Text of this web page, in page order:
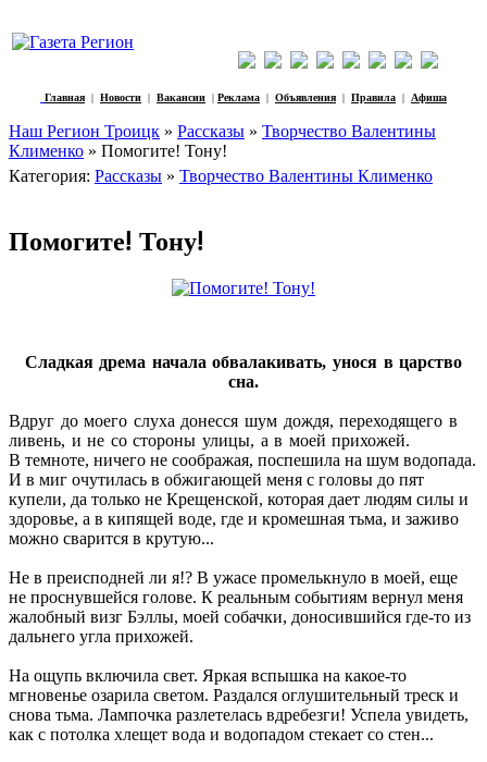
Главная | Новости | Вакансии | Реклама | Объявления | Правила | Афиша
Наш Регион Троицк » Рассказы » Творчество Валентины
Клименко » Помогите! Тону!
Категория: Рассказы » Творчество Валентины Клименко
Помогите! Тону!
Сладкая дрема начала обвалакивать, унося в царство
сна.
Вдруг до моего слуха донесся шум дождя, переходящего в
ливень, и не со стороны улицы, а в моей прихожей.
В темноте, ничего не соображая, поспешила на шум водопада.
И в миг очутилась в обжигающей меня с головы до пят
купели, да только не Крещенской, которая дает людям силы и
здоровье, а в кипящей воде, где и кромешная тьма, и заживо
можно сварится в крутую...
Не в преисподней ли я!? В ужасе промелькнуло в моей, еще
не проснувшейся голове. К реальным событиям вернул меня
жалобный визг Бэллы, моей собачки, доносившийся где-то из
дальнего угла прихожей.
На ощупь включила свет. Яркая вспышка на какое-то
мгновенье озарила светом. Раздался оглушительный треск и
снова тьма. Лампочка разлетелась вдребезги! Успела увидеть,
как с потолка хлещет вода и водопадом стекает со стен...